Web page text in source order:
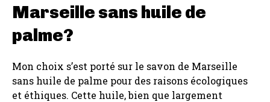
Marseille sans huile de
palme?
Mon choix s’est porté sur le savon de Marseille
sans huile de palme pour des raisons écologiques
et éthiques. Cette huile, bien que largement